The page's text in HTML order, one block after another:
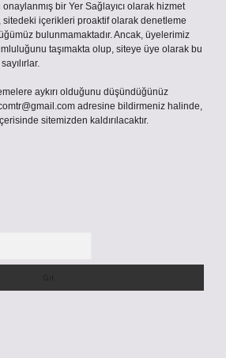
bir Yer Sağlayıcı olarak hizmet
içerikleri proaktif olarak denetleme
bulunmamaktadır. Ancak, üyelerimiz
taşımakta olup, siteye üye olarak bu
aykırı olduğunu düşündüğünüz
adresine bildirmeniz halinde,
sitemizden kaldırılacaktır.